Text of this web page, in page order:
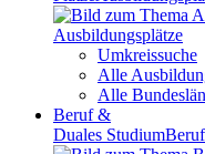
Ausbildungsplätze
Umkreissuche
Alle
Alle
Beruf &
Duales Studium